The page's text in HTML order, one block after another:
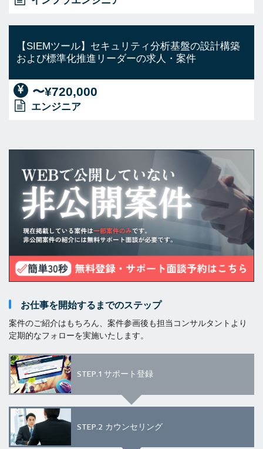
【SIEMツール】セキュリティ分析基盤の設計構築
および標準化推進リーダーの求人・案件
〜¥720,000
エンジニア
お仕事を開始するまでのステップ
案件のご紹介はもちろん、案件参画後も担当コンサルタントより
定期的なフォローを実施いたします。
STEP.1 サポート登録
STEP.2 カウンセリング